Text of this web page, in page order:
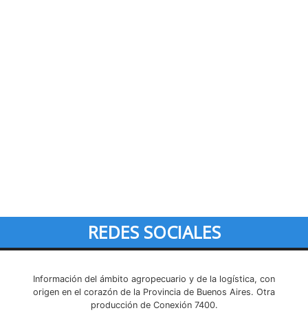
REDES SOCIALES
Información del ámbito agropecuario y de la logística, con
origen en el corazón de la Provincia de Buenos Aires. Otra
producción de Conexión 7400.